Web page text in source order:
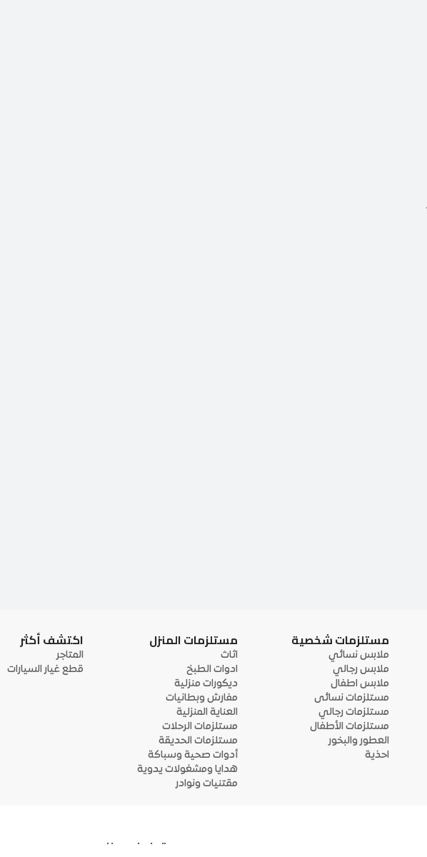
مستلزمات شخصية
ملابس نسائي
ملابس رجالي
ملابس اطفال
مستلزمات نسائى
مستلزمات رجالي
مستلزمات الأطفال
العطور والبخور
احذية
مستلزمات المنزل
اثاث
ادوات الطبخ
ديكورات منزلية
مفارش وبطانيات
العناية المنزلية
مستلزمات الرحلات
مستلزمات الحديقة
أدوات صحية وسباكة
هدايا ومشغولات يدوية
مقتنيات ونوادر
اكتشف أكثر
المتاجر
قطع غيار السيارات
تواصل معنا